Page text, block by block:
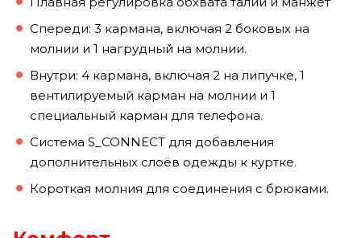
Спереди: 3 кармана, включая 2 боковых на
молнии и 1 нагрудный на молнии.
Внутри: 4 кармана, включая 2 на липучке, 1
вентилируемый карман на молнии и 1
специальный карман для телефона.
Система S_CONNECT для добавления
дополнительных слоёв одежды к куртке.
Короткая молния для соединения с брюками.